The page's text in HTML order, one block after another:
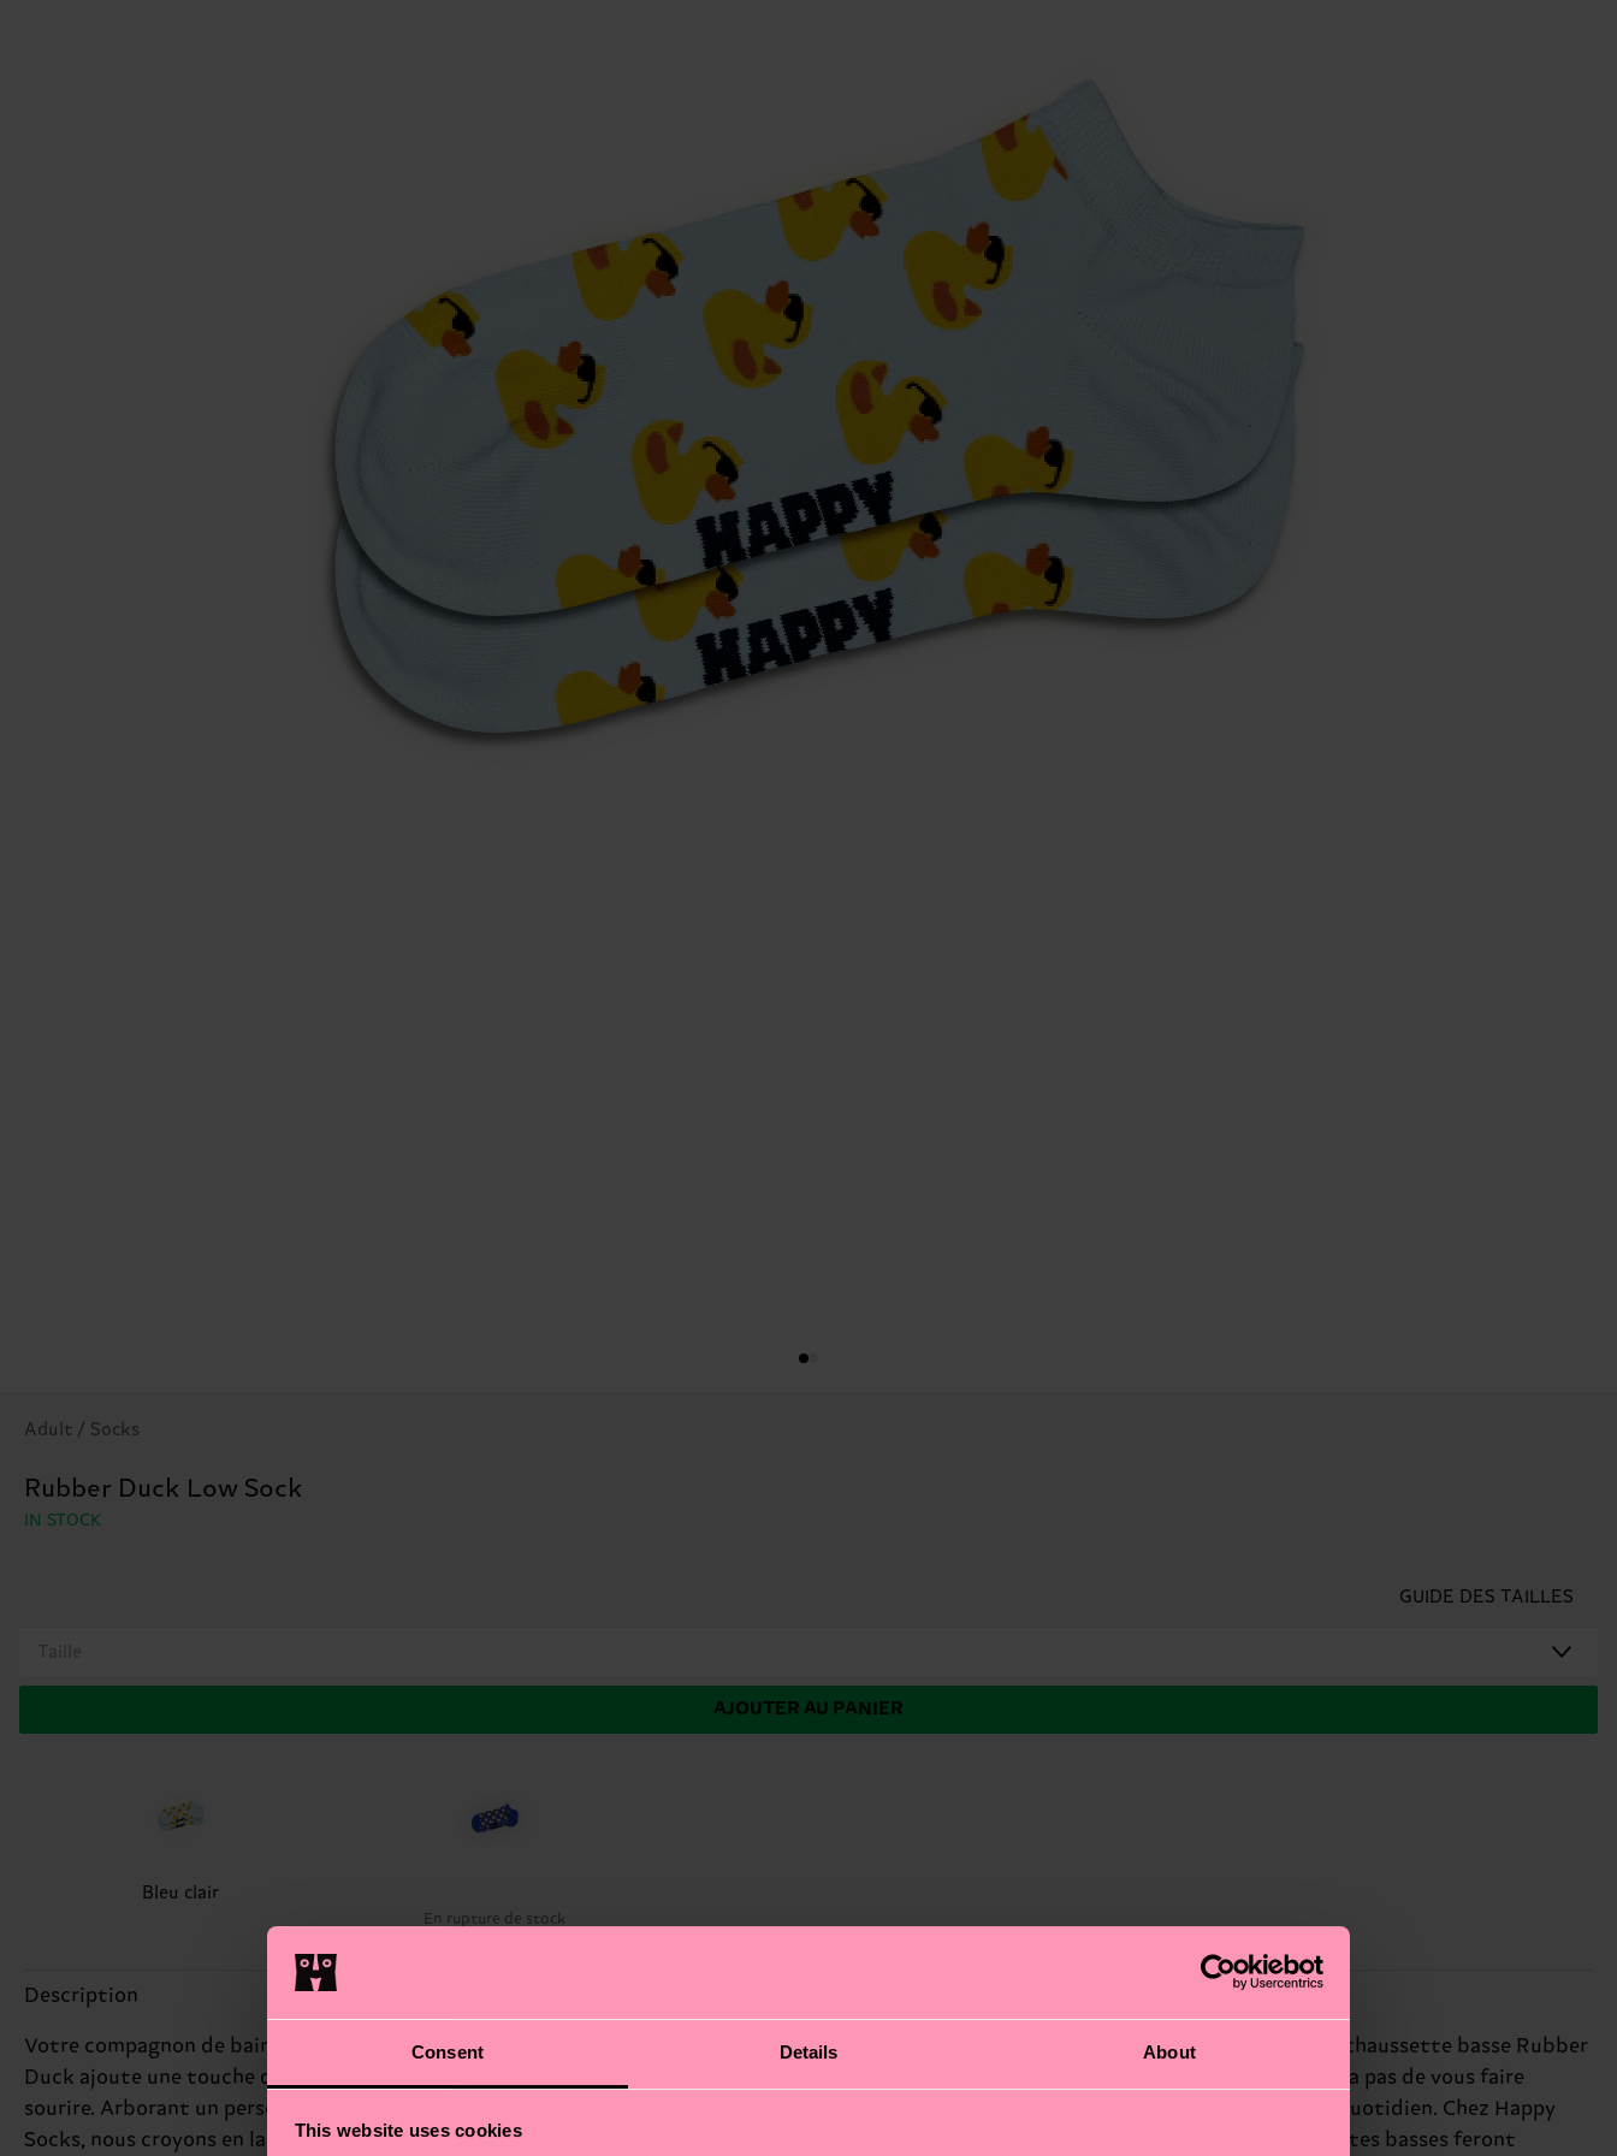
Consent Details About
This website uses cookies
Adult / Socks
Rubber Duck Low Sock
IN STOCK
GUIDE DES TAILLES
Taille
AJOUTER AU PANIER
Bleu clair
En rupture de stock
Description
Votre compagnon de bain préféré en lunettes de soleil vous fera sourire toute la journée (à moins que vous ne soyez trop cool pour ça). La chaussette basse Rubber
Duck ajoute une touche de fun à votre collection de chaussettes. Avec son design coloré et accrocheur, ce compagnon canard ne manquera pas de vous faire
sourire. Arborant un personnage de canard espiègle, ces chaussettes amusantes sont idéales pour apporter une note de fantaisie à votre quotidien. Chez Happy
Socks, nous croyons en la couleur, la créativité et le plaisir ! Que vous soyez en mode détente ou en train de faire des courses, ces chaussettes basses feront